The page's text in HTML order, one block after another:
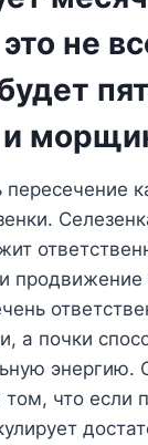
не
пересечение
продвижение
а почки
энергию.
что если